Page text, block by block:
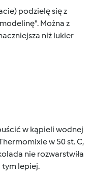
podzielę się z
Można z
niż lukier
w kąpieli wodnej
w 50 st. C,
nie rozwarstwiła
tym lepiej.